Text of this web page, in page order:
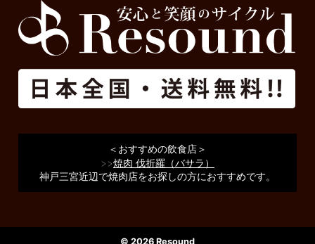
＜おすすめの飲食店＞
>>焼肉 伐折羅（バサラ）
神戸三宮近辺で焼肉店をお探しの方におすすめです。
© 2026 Resound